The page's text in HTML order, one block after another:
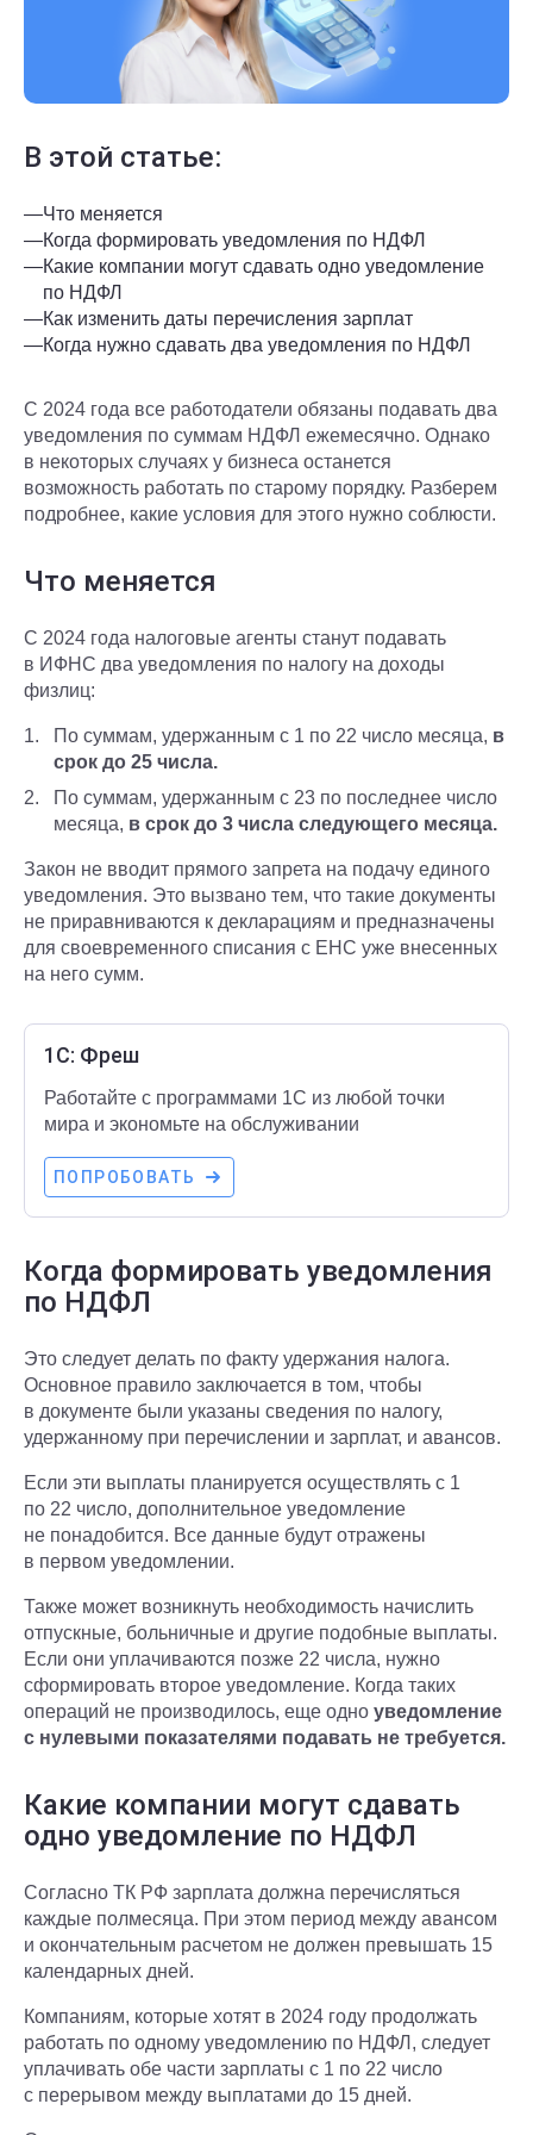
В этой статье:
—Что меняется
—Когда формировать уведомления по НДФЛ
—Какие компании могут сдавать одно уведомление
по НДФЛ
—Как изменить даты перечисления зарплат
—Когда нужно сдавать два уведомления по НДФЛ
С 2024 года все работодатели обязаны подавать два
уведомления по суммам НДФЛ ежемесячно. Однако
в некоторых случаях у бизнеса останется
возможность работать по старому порядку. Разберем
подробнее, какие условия для этого нужно соблюсти.
Что меняется
С 2024 года налоговые агенты станут подавать
в ИФНС два уведомления по налогу на доходы
физлиц:
По суммам, удержанным с 1 по 22 число месяца, в
срок до 25 числа.
По суммам, удержанным с 23 по последнее число
месяца, в срок до 3 числа следующего месяца.
Закон не вводит прямого запрета на подачу единого
уведомления. Это вызвано тем, что такие документы
не приравниваются к декларациям и предназначены
для своевременного списания с ЕНС уже внесенных
на него сумм.
1С: Фреш
Работайте с программами 1С из любой точки
мира и экономьте на обслуживании
ПОПРОБОВАТЬ
Когда формировать уведомления
по НДФЛ
Это следует делать по факту удержания налога.
Основное правило заключается в том, чтобы
в документе были указаны сведения по налогу,
удержанному при перечислении и зарплат, и авансов.
Если эти выплаты планируется осуществлять с 1
по 22 число, дополнительное уведомление
не понадобится. Все данные будут отражены
в первом уведомлении.
Также может возникнуть необходимость начислить
отпускные, больничные и другие подобные выплаты.
Если они уплачиваются позже 22 числа, нужно
сформировать второе уведомление. Когда таких
операций не производилось, еще одно уведомление
с нулевыми показателями подавать не требуется.
Какие компании могут сдавать
одно уведомление по НДФЛ
Согласно ТК РФ зарплата должна перечисляться
каждые полмесяца. При этом период между авансом
и окончательным расчетом не должен превышать 15
календарных дней.
Компаниям, которые хотят в 2024 году продолжать
работать по одному уведомлению по НДФЛ, следует
уплачивать обе части зарплаты с 1 по 22 число
с перерывом между выплатами до 15 дней.